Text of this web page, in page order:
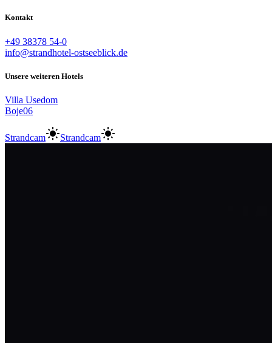
Kontakt
+49 38378 54-0
info@strandhotel-ostseeblick.de
Unsere weiteren Hotels
Villa Usedom
Boje06
Strandcam Strandcam